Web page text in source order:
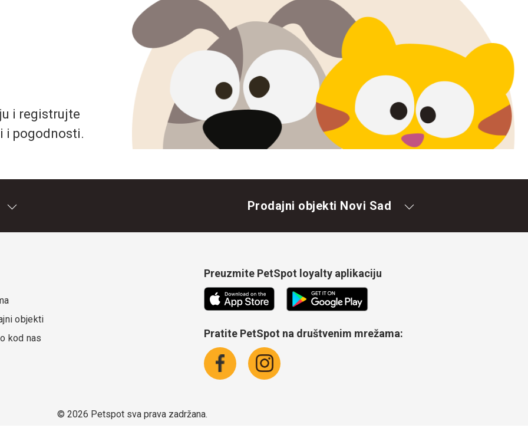
i registrujte
i pogodnosti.
Prodajni objekti Novi Sad
objekti
kod nas
Preuzmite PetSpot loyalty aplikaciju
Pratite PetSpot na društvenim mrežama:
© 2026 Petspot sva prava zadržana.